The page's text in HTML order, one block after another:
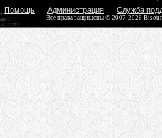
Помощь Администрация Служба
Все права защищены © 2007-2026